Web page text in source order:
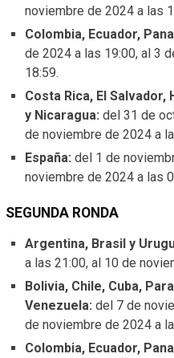
noviembre de 2024 a las
Colombia, Ecuador,
de 2024 a las 19:00, al 3
18:59.
Costa Rica, El Salvador,
y Nicaragua: del 31 de
de noviembre de 2024 a
España: del 1 de
noviembre de 2024 a las
SEGUNDA RONDA
Argentina, Brasil y
a las 21:00, al 10 de
Bolivia, Chile, Cuba,
Venezuela: del 7 de
de noviembre de 2024 a
Colombia, Ecuador,